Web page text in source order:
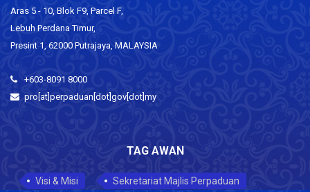
Aras 5 - 10, Blok F9, Parcel F,
Lebuh Perdana Timur,
Presint 1, 62000 Putrajaya, MALAYSIA
+603-8091 8000
pro[at]perpaduan[dot]gov[dot]my
TAG AWAN
Visi & Misi
Sekretariat Majlis Perpaduan